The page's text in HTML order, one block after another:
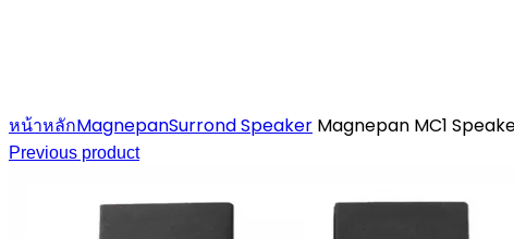
หน้าหลักMagnepanSurrond Speaker Magnepan MC1
Previous product